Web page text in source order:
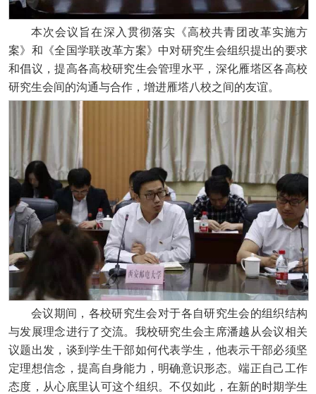
本次会议旨在深入贯彻落实《高校共青团改革实施方
案》和《全国学联改革方案》中对研究生会组织提出的要求
和倡议，提高各高校研究生会管理水平，深化雁塔区各高校
研究生会间的沟通与合作，增进雁塔八校之间的友谊。
会议期间，各校研究生会对于各自研究生会的组织结构
与发展理念进行了交流。我校研究生会主席潘越从会议相关
议题出发，谈到学生干部如何代表学生，他表示干部必须坚
定理想信念，提高自身能力，明确意识形态。端正自己工作
态度，从心底里认可这个组织。不仅如此，在新的时期学生